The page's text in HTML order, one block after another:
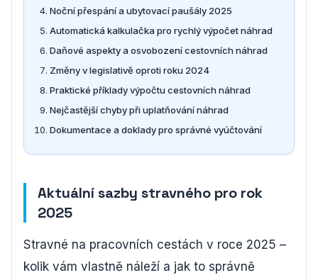
Noční přespání a ubytovací paušály 2025
Automatická kalkulačka pro rychlý výpočet náhrad
Daňové aspekty a osvobození cestovních náhrad
Změny v legislativě oproti roku 2024
Praktické příklady výpočtu cestovních náhrad
Nejčastější chyby při uplatňování náhrad
Dokumentace a doklady pro správné vyúčtování
Aktuální sazby stravného pro rok
2025
Stravné na pracovních cestách v roce 2025 –
kolik vám vlastně náleží a jak to správně